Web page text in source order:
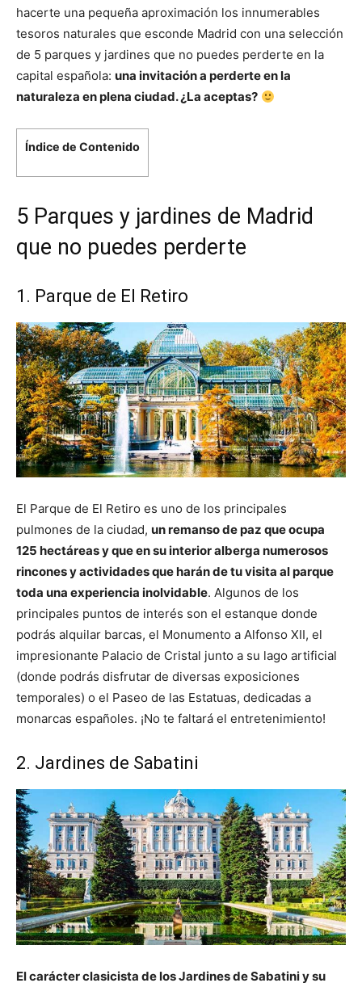
hacerte una pequeña aproximación los innumerables
tesoros naturales que esconde Madrid con una selección
de 5 parques y jardines que no puedes perderte en la
capital española: una invitación a perderte en la
naturaleza en plena ciudad. ¿La aceptas?
Índice de Contenido
5 Parques y jardines de Madrid
que no puedes perderte
1. Parque de El Retiro
El Parque de El Retiro es uno de los principales
pulmones de la ciudad, un remanso de paz que ocupa
125 hectáreas y que en su interior alberga numerosos
rincones y actividades que harán de tu visita al parque
toda una experiencia inolvidable. Algunos de los
principales puntos de interés son el estanque donde
podrás alquilar barcas, el Monumento a Alfonso XII, el
impresionante Palacio de Cristal junto a su lago artificial
(donde podrás disfrutar de diversas exposiciones
temporales) o el Paseo de las Estatuas, dedicadas a
monarcas españoles. ¡No te faltará el entretenimiento!
2. Jardines de Sabatini
El carácter clasicista de los Jardines de Sabatini y su